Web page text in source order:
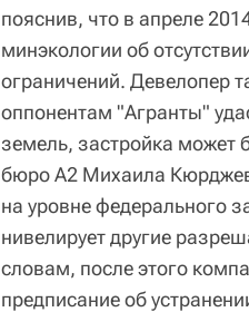
пояснив, что в апреле
минэкологии об
ограничений. Девелопер
оппонентам "Агранты"
земель, застройка может
бюро А2 Михаила
на уровне федерального
нивелирует другие
словам, после этого
предписание об